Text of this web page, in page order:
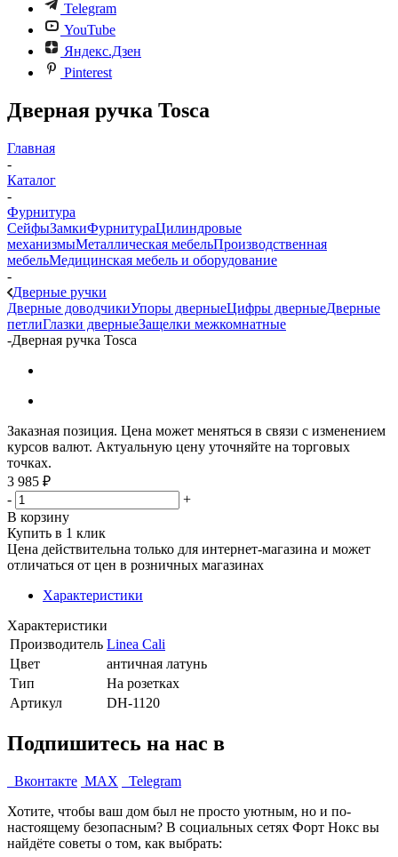
Telegram
YouTube
Яндекс.Дзен
Pinterest
Дверная ручка Tosca
Главная
-
Каталог
-
Фурнитура
СейфыЗамкиФурнитураЦилиндровые
механизмыМеталлическая мебельПроизводственная
мебельМедицинская мебель и оборудование
-
Дверные ручки
Дверные доводчикиУпоры дверныеЦифры дверныеДверные
петлиГлазки дверныеЗащелки межкомнатные
-Дверная ручка Tosca
Заказная позиция. Цена может меняться в связи с изменением
курсов валют. Актуальную цену уточняйте на торговых
точках.
3 985 ₽
-
+
В корзину
Купить в 1 клик
Цена действительна только для интернет-магазина и может
отличаться от цен в розничных магазинах
Характеристики
Характеристики
Производитель Linea Cali
Цвет
античная латунь
Тип
На розетках
Артикул
DH-1120
Подпишитесь на нас в
Вконтакте MAX
Telegram
Хотите, чтобы ваш дом был не просто уютным, но и по-
настоящему безопасным? В социальных сетях Форт Нокс вы
найдёте советы о том, как выбрать: